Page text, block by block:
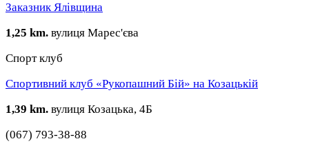
Заказник Ялівщина
1,25 km. вулиця Марес'єва
Спорт клуб
Спортивний клуб «Рукопашний Бій» на Козацькій
1,39 km. вулиця Козацька, 4Б
(067) 793-38-88